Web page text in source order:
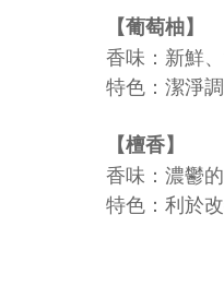
【葡萄柚】
香味：新鮮
特色：潔淨
【檀香】
香味：濃鬱
特色：利於